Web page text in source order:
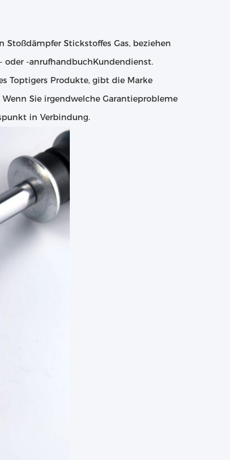
Stoßdämpfer Stickstoffes Gas, beziehen
-anrufhandbuchKundendienst.
Toptigers Produkte, gibt die Marke
Sie irgendwelche Garantieprobleme
in Verbindung.